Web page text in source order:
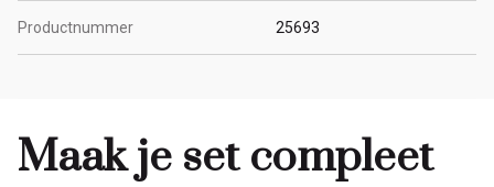
Productnummer 25693
Maak je set compleet